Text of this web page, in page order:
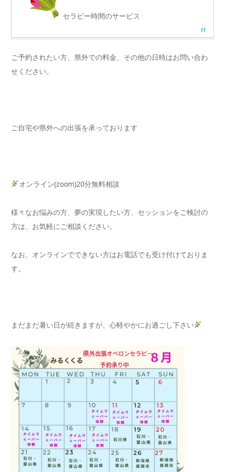
セラピー時間のサービス
ご予約されたい方、県外での料金、その他の日時はお問い合わ
せください。
ご自宅や県外への出張を承っております
オンライン(zoom)20分無料相談
様々なお悩みの方、夢の実現したい方、セッションをご検討の
方は、お気軽にご相談ください。
なお、オンラインでできない方はお電話でも受け付けておりま
す。
まだまだ暑い日が続きますが、心軽やかにお過ごし下さい